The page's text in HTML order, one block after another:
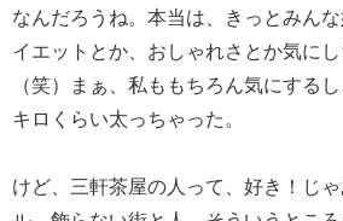
なんだろうね。本当は、きっとみん
イエットとか、おしゃれさとか気に
（笑）まぁ、私ももちろん気にする
キロくらい太っちゃった。
けど、三軒茶屋の人って、好き！じ